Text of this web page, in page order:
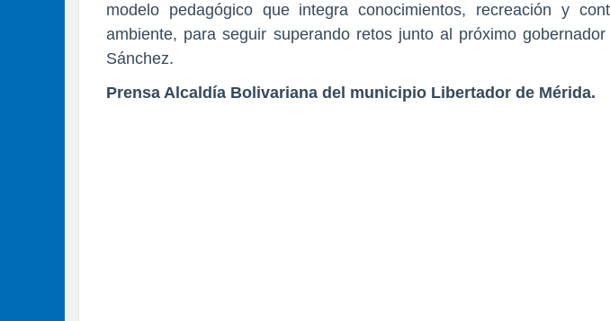
modelo pedagógico que integra conocimientos, recreación y
ambiente, para seguir superando retos junto al próximo
Sánchez.
Prensa Alcaldía Bolivariana del municipio Libertador de Mérida.